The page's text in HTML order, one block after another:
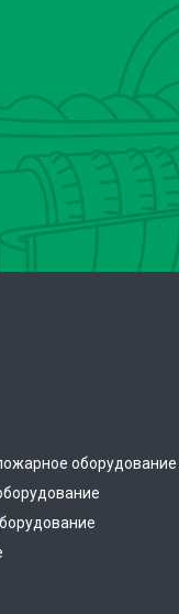
оборудование